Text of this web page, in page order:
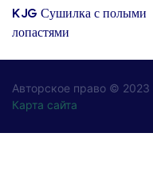
KJG Сушилка с полыми
лопастями
Авторское право © 2023
Карта сайта